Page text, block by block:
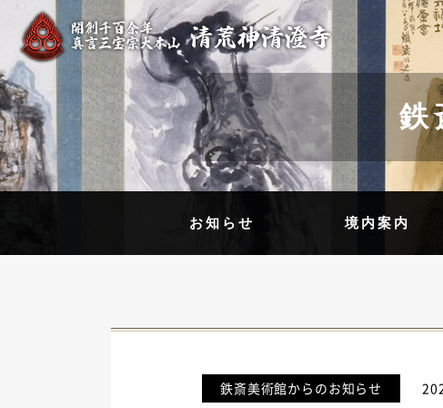
お知らせ 境内案内
鉄
鉄斎美術館からのお知らせ